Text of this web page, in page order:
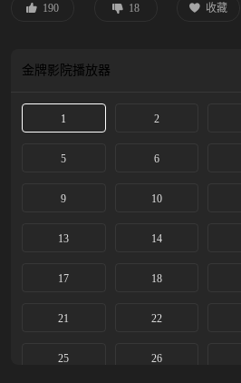
磕绊绊赢下比赛。此后，林晚星劝说王法担任
190 18 收藏
金牌影院播放器
1 2
5 6
9 10
13 14
17 18
21 22
25 26